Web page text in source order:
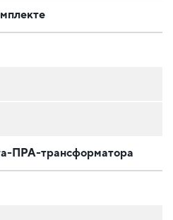
ПРА-трансформатора